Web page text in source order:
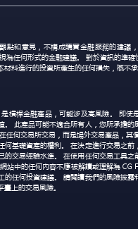
點和意見，不構成購買金融服務的建議
為任何形式的金融建議。 對於資訊的準
料進行的投資所產生的任何損失，概不承
槓桿金融產品，可能涉及高風險。 即使
。 此產品可能不適合所有人，您所承擔
任何交易所交易，而是場外交易產品，其
何基礎資產的權利。 在決定進行交易之
的交易經驗水準。 在使用任何交易工具
站中的任何內容不應被解讀或理解為 CG
的任何投資建議。 請閱讀我們的風險披
上的交易風險。